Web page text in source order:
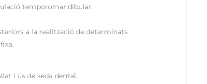
temporomandibular.
a la realització de determinats
i ús de seda dental.